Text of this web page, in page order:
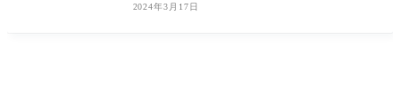
2024年3月17日